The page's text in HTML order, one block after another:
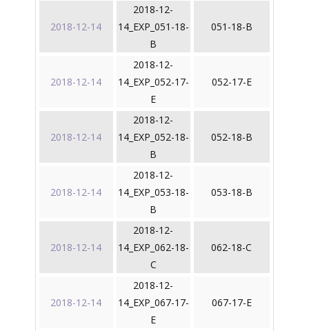
2018-12-14
2018-12-
14_EXP_051-18-
B
051-18-B
2018-12-14
2018-12-
14_EXP_052-17-
E
052-17-E
2018-12-14
2018-12-
14_EXP_052-18-
B
052-18-B
2018-12-14
2018-12-
14_EXP_053-18-
B
053-18-B
2018-12-14
2018-12-
14_EXP_062-18-
C
062-18-C
2018-12-14
2018-12-
14_EXP_067-17-
E
067-17-E